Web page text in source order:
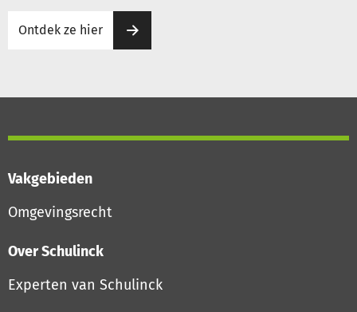
Ontdek ze hier
Vakgebieden
Omgevingsrecht
Over Schulinck
Experten van Schulinck